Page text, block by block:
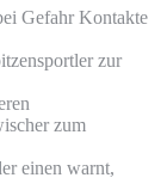
Gefahr Kontakte
zur
zum
einen warnt,